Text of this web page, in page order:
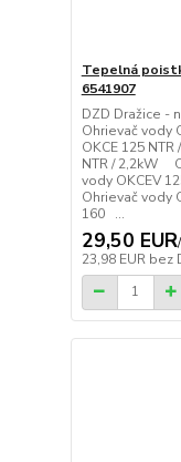
Tepelná
6541907
DZD Dražice -
Ohrievač vody
OKCE 125
NTR / 2,2kW
vody OKCEV
Ohrievač vody
160 ...
29,50 EUR/
23,98 EUR bez